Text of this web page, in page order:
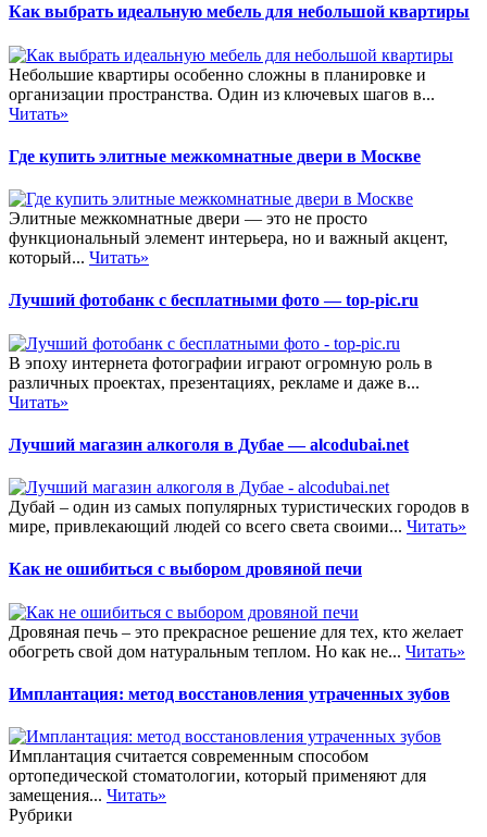
Как выбрать идеальную мебель для небольшой квартиры
Небольшие квартиры особенно сложны в планировке и
организации пространства. Один из ключевых шагов в...
Читать»
Где купить элитные межкомнатные двери в Москве
Элитные межкомнатные двери — это не просто
функциональный элемент интерьера, но и важный акцент,
который... Читать»
Лучший фотобанк с бесплатными фото — top-pic.ru
В эпоху интернета фотографии играют огромную роль в
различных проектах, презентациях, рекламе и даже в...
Читать»
Лучший магазин алкоголя в Дубае — alcodubai.net
Дубай – один из самых популярных туристических городов в
мире, привлекающий людей со всего света своими... Читать»
Как не ошибиться с выбором дровяной печи
Дровяная печь – это прекрасное решение для тех, кто желает
обогреть свой дом натуральным теплом. Но как не... Читать»
Имплантация: метод восстановления утраченных зубов
Имплантация считается современным способом
ортопедической стоматологии, который применяют для
замещения... Читать»
Рубрики